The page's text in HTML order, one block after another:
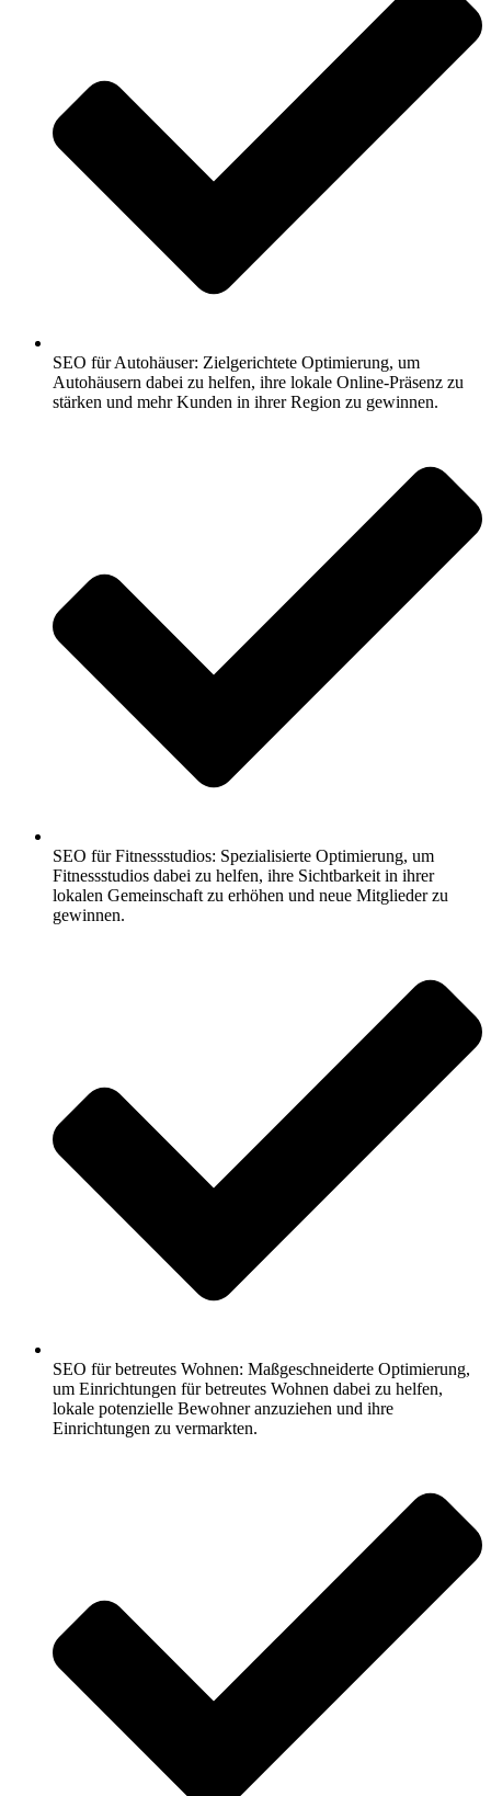
SEO für Autohäuser: Zielgerichtete Optimierung, um
Autohäusern dabei zu helfen, ihre lokale Online-Präsenz zu
stärken und mehr Kunden in ihrer Region zu gewinnen.
SEO für Fitnessstudios: Spezialisierte Optimierung, um
Fitnessstudios dabei zu helfen, ihre Sichtbarkeit in ihrer
lokalen Gemeinschaft zu erhöhen und neue Mitglieder zu
gewinnen.
SEO für betreutes Wohnen: Maßgeschneiderte Optimierung,
um Einrichtungen für betreutes Wohnen dabei zu helfen,
lokale potenzielle Bewohner anzuziehen und ihre
Einrichtungen zu vermarkten.